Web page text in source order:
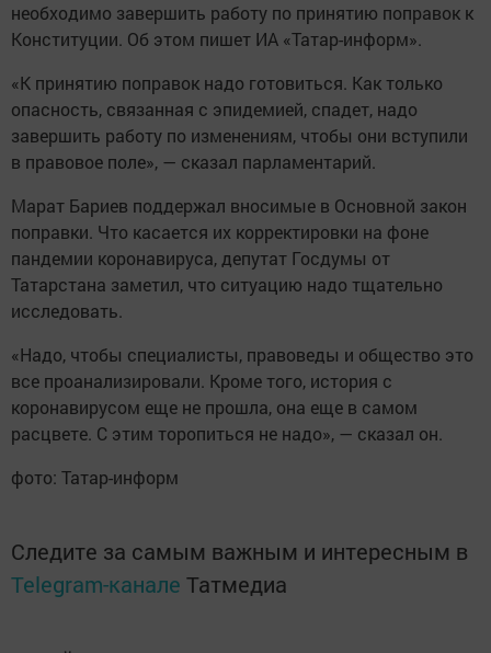
необходимо завершить работу по принятию поправок к
Конституции. Об этом пишет ИА «Татар-информ».
«К принятию поправок надо готовиться. Как только
опасность, связанная с эпидемией, спадет, надо
завершить работу по изменениям, чтобы они вступили
в правовое поле», — сказал парламентарий.
Марат Бариев поддержал вносимые в Основной закон
поправки. Что касается их корректировки на фоне
пандемии коронавируса, депутат Госдумы от
Татарстана заметил, что ситуацию надо тщательно
исследовать.
«Надо, чтобы специалисты, правоведы и общество это
все проанализировали. Кроме того, история с
коронавирусом еще не прошла, она еще в самом
расцвете. С этим торопиться не надо», — сказал он.
фото: Татар-информ
Следите за самым важным и интересным в
Telegram-канале Татмедиа